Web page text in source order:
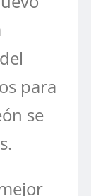
para
se